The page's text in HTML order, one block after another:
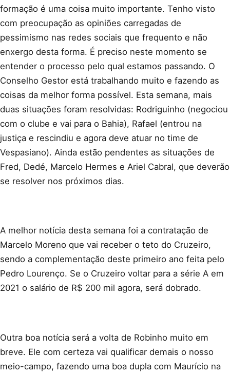
formação é uma coisa muito importante. Tenho visto
com preocupação as opiniões carregadas de
pessimismo nas redes sociais que frequento e não
enxergo desta forma. É preciso neste momento se
entender o processo pelo qual estamos passando. O
Conselho Gestor está trabalhando muito e fazendo as
coisas da melhor forma possível. Esta semana, mais
duas situações foram resolvidas: Rodriguinho (negociou
com o clube e vai para o Bahia), Rafael (entrou na
justiça e rescindiu e agora deve atuar no time de
Vespasiano). Ainda estão pendentes as situações de
Fred, Dedé, Marcelo Hermes e Ariel Cabral, que deverão
se resolver nos próximos dias.
A melhor notícia desta semana foi a contratação de
Marcelo Moreno que vai receber o teto do Cruzeiro,
sendo a complementação deste primeiro ano feita pelo
Pedro Lourenço. Se o Cruzeiro voltar para a série A em
2021 o salário de R$ 200 mil agora, será dobrado.
Outra boa notícia será a volta de Robinho muito em
breve. Ele com certeza vai qualificar demais o nosso
meio-campo, fazendo uma boa dupla com Maurício na